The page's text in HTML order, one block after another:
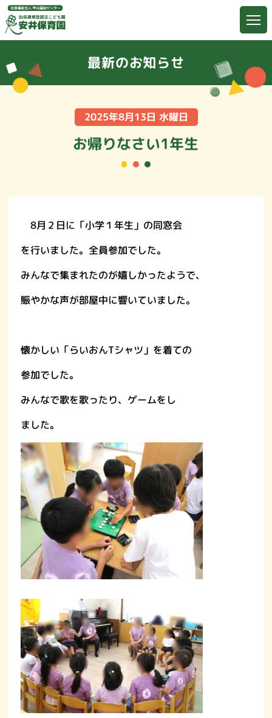
最新のお知らせ
2025年8月13日 水曜日
お帰りなさい1年生
8月２日に「小学１年生」の同窓会
を行いました。全員参加でした。
みんなで集まれたのが嬉しかったようで、
賑やかな声が部屋中に響いていました。
懐かしい「らいおんTシャツ」を着ての
参加でした。
みんなで歌を歌ったり、ゲームをし
ました。